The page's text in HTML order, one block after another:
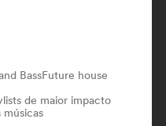
BassFuture house
de maior impacto
músicas